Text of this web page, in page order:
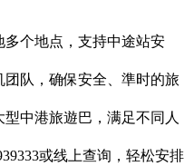
多个地点，支持中途站安
队，确保安全、準时的旅
中港旅遊巴，满足不同人
或线上查询，轻松安排